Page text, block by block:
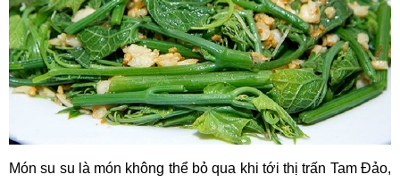
Món su su là món không thể bỏ qua khi tới thị trấn Tam Đảo,